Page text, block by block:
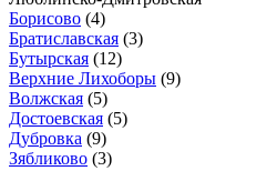
Борисово (4)
Братиславская (3)
Бутырская (12)
Верхние Лихоборы (9)
Волжская (5)
Достоевская (5)
Дубровка (9)
Зябликово (3)